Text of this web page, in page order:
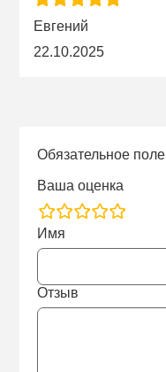
Евгений
22.10.2025
Обязательное поле
Ваша оценка
rating
fields
Имя
Отзыв